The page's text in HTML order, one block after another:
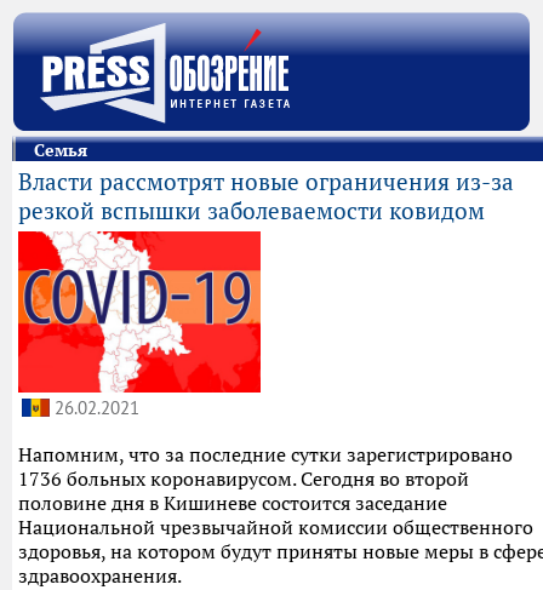
Семья
Власти рассмотрят новые ограничения из-за
резкой вспышки заболеваемости ковидом
26.02.2021
Напомним, что за последние сутки зарегистрировано
1736 больных коронавирусом. Сегодня во второй
половине дня в Кишиневе состоится заседание
Национальной чрезвычайной комиссии общественного
здоровья, на котором будут приняты новые меры в
здравоохранения.